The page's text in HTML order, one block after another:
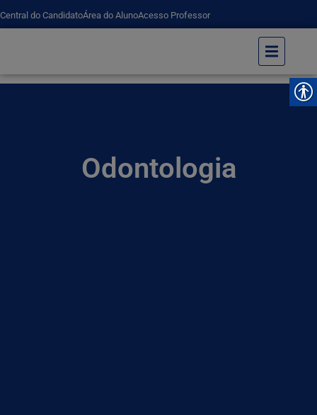
Central do CandidatoÁrea do AlunoAcesso Professor
Odontologia